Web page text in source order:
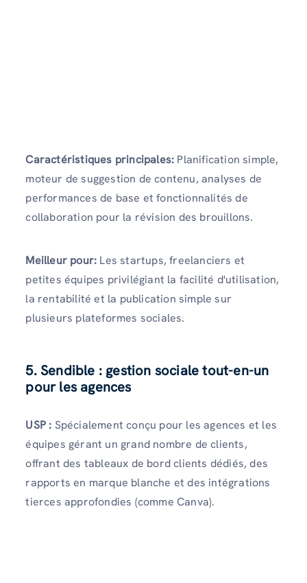
Caractéristiques principales: Planification simple,
moteur de suggestion de contenu, analyses de
performances de base et fonctionnalités de
collaboration pour la révision des brouillons.
Meilleur pour: Les startups, freelanciers et
petites équipes privilégiant la facilité d'utilisation,
la rentabilité et la publication simple sur
plusieurs plateformes sociales.
5. Sendible : gestion sociale tout-en-un
pour les agences
USP : Spécialement conçu pour les agences et les
équipes gérant un grand nombre de clients,
offrant des tableaux de bord clients dédiés, des
rapports en marque blanche et des intégrations
tierces approfondies (comme Canva).